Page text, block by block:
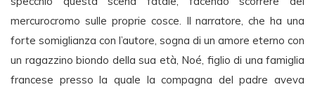
mercurocromo sulle proprie cosce. Il narratore, che ha una
forte somiglianza con l’autore, sogna di un amore eterno con
un ragazzino biondo della sua età, Noé, figlio di una famiglia
francese presso la quale la compagna del padre aveva